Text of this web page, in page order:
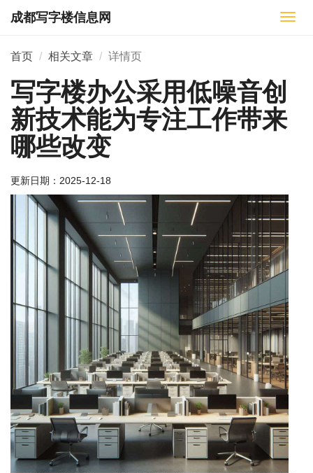
切
成都写字楼信息网
首页 相关文章 详情页
写字楼办公采用低噪音创
新技术能为专注工作带来
哪些改变
更新日期： 2025-12-18